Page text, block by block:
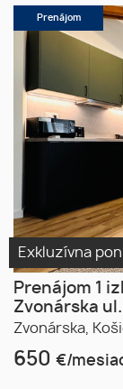
Exkluzívna
Prenájom
Prenájom 1
Zvonárska
Zvonárska,
650 €/